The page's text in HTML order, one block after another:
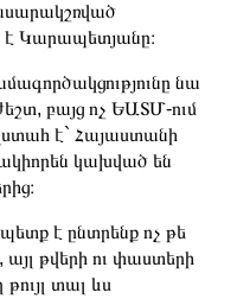
է Կարապետյանը։
նա
բայց ոչ ԵԱՏՄ-ում
է` Հայաստանի
կախված են
է ընտրենք ոչ թե
այլ թվերի ու փաստերի
տալ ևս